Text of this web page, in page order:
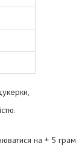
на ± 5 грам